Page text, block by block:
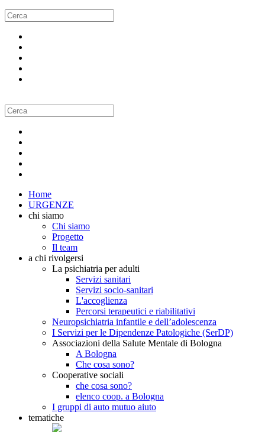
Home
URGENZE
chi siamo
Chi siamo
Progetto
Il team
a chi rivolgersi
La psichiatria per adulti
Servizi sanitari
Servizi socio-sanitari
L'accoglienza
Percorsi terapeutici e riabilitativi
Neuropsichiatria infantile e dell’adolescenza
I Servizi per le Dipendenze Patologiche (SerDP)
Associazioni della Salute Mentale di Bologna
A Bologna
Che cosa sono?
Cooperative sociali
che cosa sono?
elenco coop. a Bologna
I gruppi di auto mutuo aiuto
tematiche